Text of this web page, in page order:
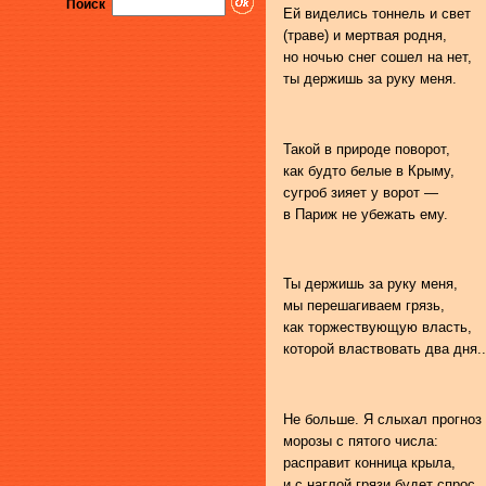
Поиск
Ей виделись тоннель и свет
(траве) и мертвая родня,
но ночью снег сошел на нет,
ты держишь за руку меня.
Такой в природе поворот,
как будто белые в Крыму,
сугроб зияет у ворот —
в Париж не убежать ему.
Ты держишь за руку меня,
мы перешагиваем грязь,
как торжествующую власть,
которой властвовать два
Не больше. Я слыхал
морозы с пятого числа:
расправит конница крыла,